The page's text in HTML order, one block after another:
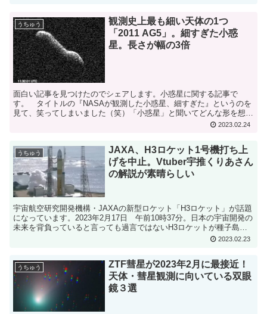
うちゅう
観測史上最も細い天体の1つ
「2011 AG5」。細すぎた小惑
星。長さが幅の3倍
面白い記事を見つけたのでシェアします。小惑星に関する記事で
す。 タイトルの『NASAが観測した小惑星、細すぎた』というのを
見て、笑ってしまいました（笑）「小惑星」と聞いてどんな形を想像
しますか？惑星や衛星のほとんどはかなり完全に近い形の「球...
2023.02.24
うちゅう
JAXA、H3ロケット1号機打ち上
げを中止。Vtuber宇推くりあさん
の解説が素晴らしい
宇宙航空研究開発機構・JAXAの新型ロケット「H3ロケット」が話題
になっています。2023年2月17日 午前10時37分。日本の宇宙開発の
未来を背負っていると言っても過言ではないH3ロケットが種子島宇
2023.02.23
うちゅう
ZTF彗星が2023年2月に最接近！
天体・彗星観測に向いている双眼
鏡３選